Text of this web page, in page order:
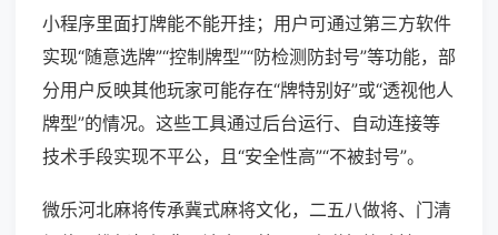
小程序里面打牌能不能开挂；用户可通过第三方软件
实现“随意选牌”“控制牌型”“防检测防封号”等功能，部
分用户反映其他玩家可能存在“牌特别好”或“透视他人
牌型”的情况。这些工具通过后台运行、自动连接等
技术手段实现不平公，且“安全性高”“不被封号”。
微乐河北麻将传承冀式麻将文化，二五八做将、门清